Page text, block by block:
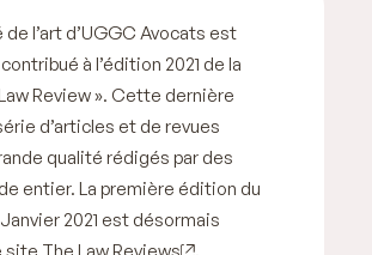
de l’art d’UGGC Avocats est
à l’édition 2021 de la
Review ». Cette dernière
d’articles et de revues
qualité rédigés par des
entier. La première édition du
2021 est désormais
site The Law Reviews .